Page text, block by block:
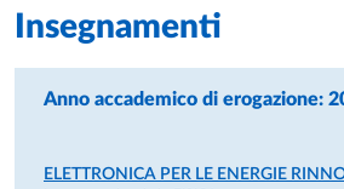
1997 presso l’Università degli Studi di
svolge attività industriale presso FIAT
dell’Informazione (XIV ciclo) presso
Insegnamenti
Anno accademico di erogazione:
ELETTRONICA PER LE ENERGIE